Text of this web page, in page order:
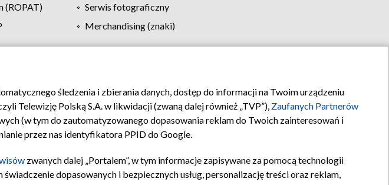
(ROPAT)
Serwis fotograficzny
Merchandising (znaki)
Pomoc Biuro reklamy Kontakt
śledzenia i zbierania danych, dostęp do informacji na Twoim urządzeniu
Telewizję Polską S.A. w likwidacji (zwaną dalej również „TVP”), Zaufanych Partnerów
(w tym do zautomatyzowanego dopasowania reklam do Twoich zainteresowań i
przez nas identyfikatora PPID do Google.
zwanych dalej „Portalem”, w tym informacje zapisywane za pomocą technologii
dopasowanych i bezpiecznych usług, personalizację treści oraz reklam,